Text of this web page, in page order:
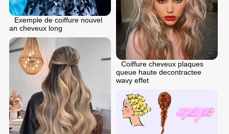
Exemple de coiffure nouvel
an cheveux long
Coiffure cheveux plaques
queue haute decontractee
wavy effet